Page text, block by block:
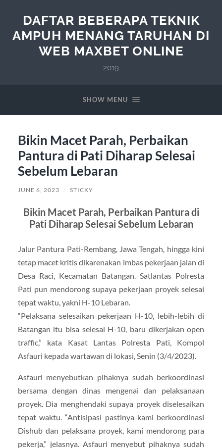
DAFTAR BEBERAPA TEKNIK
AMPUH MENANG TARUHAN DI
WEB MAXBET ONLINE
2019
SHOW MENU
Bikin Macet Parah, Perbaikan
Pantura di Pati Diharap Selesai
Sebelum Lebaran
JUNE 6, 2023 / STICKY
Bikin Macet Parah, Perbaikan Pantura di
Pati Diharap Selesai Sebelum Lebaran
Jalur Pantura Pati-Rembang, Jawa Tengah, hingga kini
tetap macet kritis dikarenakan imbas pekerjaan jalan di
Desa Raci, Kecamatan Batangan. Satlantas Polresta
Pati pun mendorong supaya pekerjaan proyek selesai
tepat waktu, yakni H-10 Lebaran.
“Pelaksana selesaikan pekerjaan H-10, lebih-lebih di
Batangan itu bisa selesai H-10, baru dikerjakan open
traffic,” kata Kasat Lantas Polresta Pati, Kompol
Asfauri kepada wartawan di lokasi, Senin (3/4/2023).
Asfauri menyebutkan pihaknya sudah berkoordinasi
bersama dengan dinas mengenai dan pelaksanaan
proyek. Dia menghendaki supaya proyek diselesaikan
tepat waktu. “Antisipasi pastinya kami berkoordinasi
Dishub dan pelaksana proyek, kami mendorong para
pekerja,” jelasnya. Asfauri menyebut pihaknya sudah